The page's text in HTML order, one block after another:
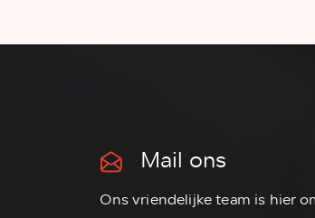
Mail ons
Ons vriendelijke team is hier